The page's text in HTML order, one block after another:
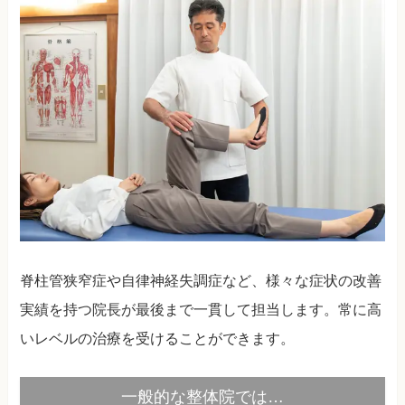
脊柱管狭窄症や自律神経失調症など、様々な症状の改善
実績を持つ院長が最後まで一貫して担当します。常に高
いレベルの治療を受けることができます。
一般的な整体院では…